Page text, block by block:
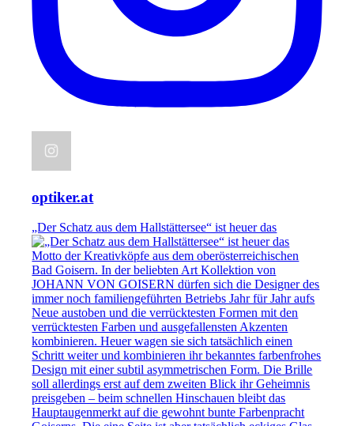
optiker.at
„Der Schatz aus dem Hallstättersee“ ist heuer das